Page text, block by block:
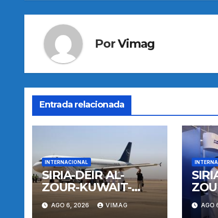
entradas
PorVimag
Entrada relacionada
INTERNACIONAL
SIRIA-DEIR AL-
ZOUR-KUWAIT-
VUELO
AGO 6, 2026 VIMAG AGO